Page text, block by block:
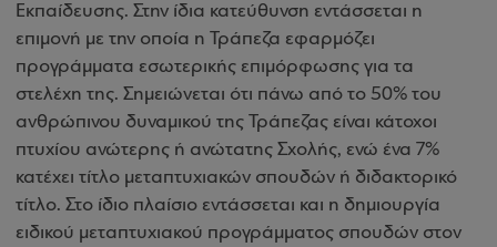
Εκπαίδευσης. Στην ίδια κατεύθυνση εντάσσεται η
επιμονή με την οποία η Τράπεζα εφαρμόζει
προγράμματα εσωτερικής επιμόρφωσης για τα
στελέχη της. Σημειώνεται ότι πάνω από το 50% του
ανθρώπινου δυναμικού της Τράπεζας είναι κάτοχοι
πτυχίου ανώτερης ή ανώτατης Σχολής, ενώ ένα 7%
κατέχει τίτλο μεταπτυχιακών σπουδών ή διδακτορικό
τίτλο. Στο ίδιο πλαίσιο εντάσσεται και η δημιουργία
ειδικού μεταπτυχιακού προγράμματος σπουδών στον